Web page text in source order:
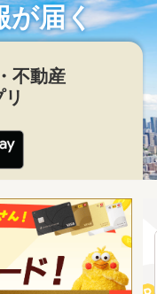
が届く
不動産